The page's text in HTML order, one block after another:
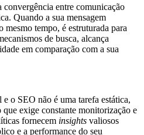
convergência entre comunicação
Quando a sua mensagem
tempo, é estruturada para
de busca, alcança
em comparação com a sua
o SEO não é uma tarefa estática,
exige constante monitorização e
fornecem insights valiosos
e a performance do seu